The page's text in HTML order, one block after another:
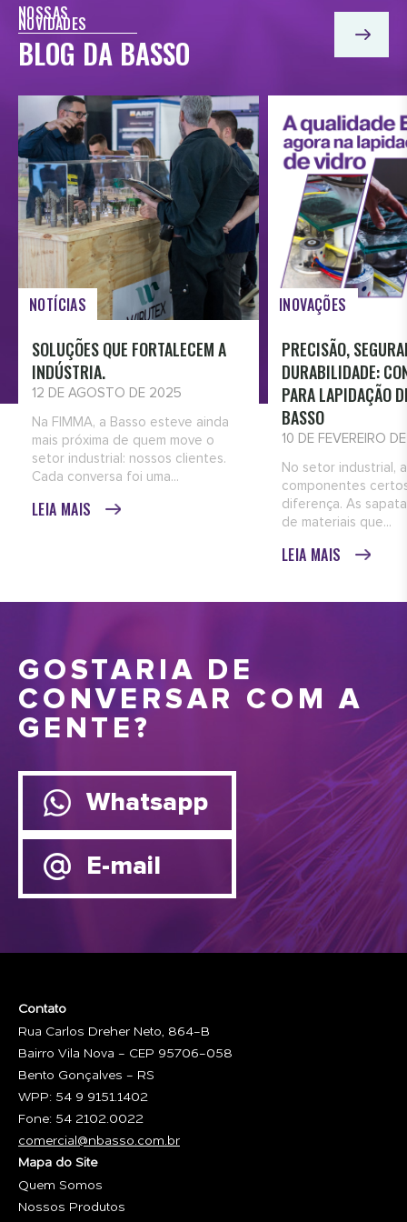
- DIVERSOS
COLEIROS
- SAPATAS PARA VIDRO
- BIESSE
- HOMAG
- SCM
- ROVER
NOSSAS
NOVIDADES
BLOG DA BASSO
NOTÍCIAS
SOLUÇÕES QUE FORTALECEM A
INDÚSTRIA.
12 DE AGOSTO DE 2025
Na FIMMA, a Basso esteve ainda
mais próxima de quem move o
setor industrial: nossos clientes.
Cada conversa foi uma...
LEIA MAIS
INOVAÇÕES
PRECISÃO,
DURABILIDADE:
PARA LAPIDAÇÃO
BASSO
10 DE FEVEREIRO
No setor industrial,
componentes
diferença. As
de materiais que...
LEIA MAIS
GOSTARIA DE
CONVERSAR COM A
GENTE?
Whatsapp
E-mail
Contato
Rua Carlos Dreher Neto, 864-B
Bairro Vila Nova - CEP 95706-058
Bento Gonçalves - RS
WPP: 54 9 9151.1402
Fone: 54 2102.0022
comercial@nbasso.com.br
Mapa do Site
Quem Somos
Nossos Produtos